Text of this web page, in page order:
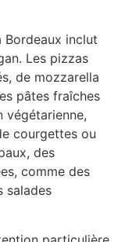
Bordeaux inclut
Les pizzas
de mozzarella
pâtes fraîches
végétarienne,
courgettes ou
des
comme des
salades